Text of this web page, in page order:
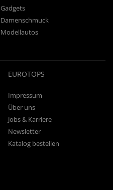
Gadgets
Damenschmuck
Modellautos
EUROTOPS
Impressum
Über uns
Jobs & Karriere
Newsletter
Katalog bestellen